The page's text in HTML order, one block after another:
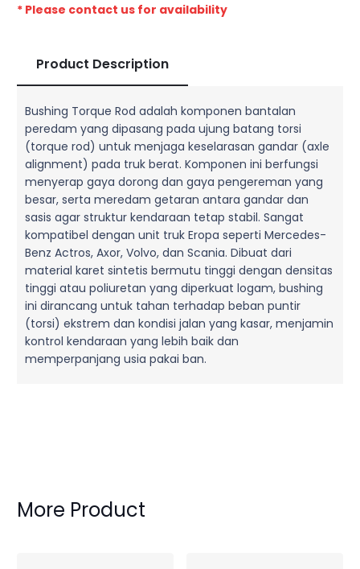
* Please contact us for availability
Product Description
Bushing Torque Rod adalah komponen bantalan
peredam yang dipasang pada ujung batang torsi
(torque rod) untuk menjaga keselarasan gandar (axle
alignment) pada truk berat. Komponen ini berfungsi
menyerap gaya dorong dan gaya pengereman yang
besar, serta meredam getaran antara gandar dan
sasis agar struktur kendaraan tetap stabil. Sangat
kompatibel dengan unit truk Eropa seperti Mercedes-
Benz Actros, Axor, Volvo, dan Scania. Dibuat dari
material karet sintetis bermutu tinggi dengan densitas
tinggi atau poliuretan yang diperkuat logam, bushing
ini dirancang untuk tahan terhadap beban puntir
(torsi) ekstrem dan kondisi jalan yang kasar, menjamin
kontrol kendaraan yang lebih baik dan
memperpanjang usia pakai ban.
More Product